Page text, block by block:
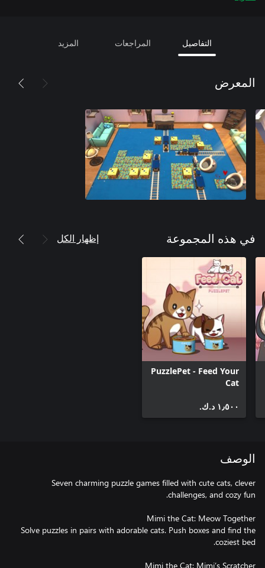
التفاصيل المراجعات المزيد
المعرض
في هذه المجموعة إظهار الكل
PuzzlePet - Feed Your
Cat
١٫٥٠٠ د.ك.‏
الوصف
Seven charming puzzle games filled with cute cats, clever
Solve puzzles in pairs with adorable cats. Push boxes and find the